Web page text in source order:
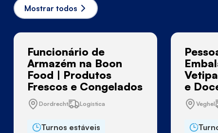
Mostrar todos
Funcionário de
Armazém na Boon
Food | Produtos
Frescos e Congelados
Dordrecht Logística
Turnos estáveis
e
Veghel